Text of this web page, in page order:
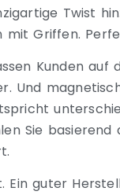
Twist
mit Griffen.
Kunden
Und
Sie
Ein guter